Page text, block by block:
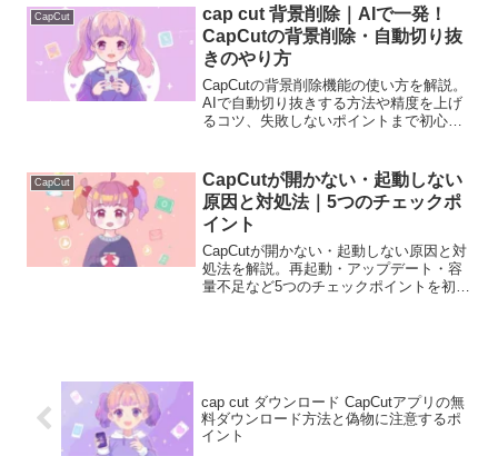
CapCut
cap cut 背景削除｜AIで一発！
CapCutの背景削除・自動切り抜
きのやり方
CapCutの背景削除機能の使い方を解説。
AIで自動切り抜きする方法や精度を上げ
るコツ、失敗しないポイントまで初心者
CapCut
CapCutが開かない・起動しない
原因と対処法｜5つのチェックポ
イント
CapCutが開かない・起動しない原因と対
処法を解説。再起動・アップデート・容
量不足など5つのチェックポイントを初心
cap cut ダウンロード CapCutアプリの無
料ダウンロード方法と偽物に注意するポ
イント